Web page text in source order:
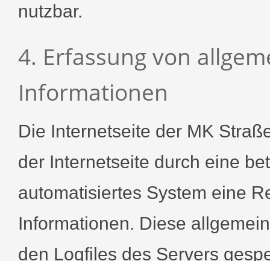
nutzbar.
4. Erfassung von
Informationen
Die Internetseite der MK
der Internetseite durch eine
automatisiertes System eine
Informationen. Diese
den Logfiles des Servers